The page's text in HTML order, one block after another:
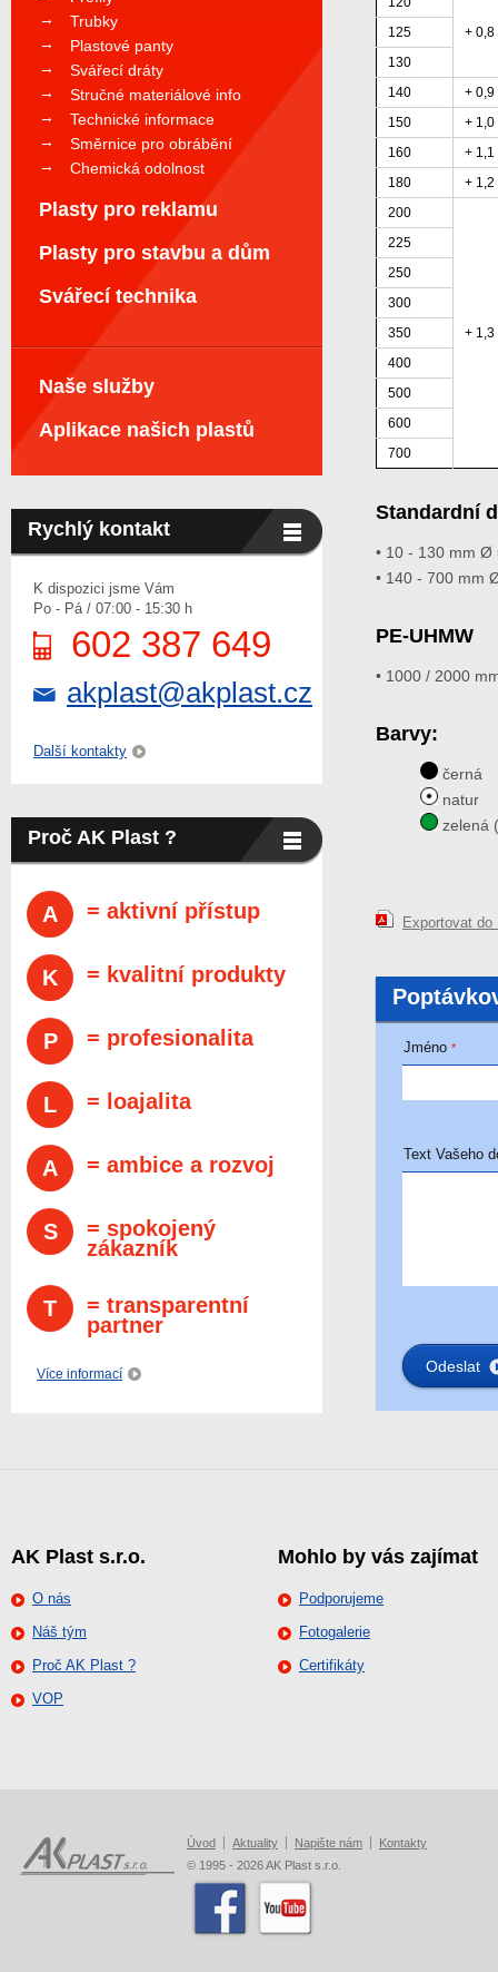
+ 0,8
125
130
140
+ 0,9
150
+ 1,0
160
+ 1,1
180
+ 1,2
200
+ 1,3
225
250
300
350
400
500
600
700
Standardní
• 10 - 130 mm Ø
• 140 - 700 mm
PE-UHMW
• 1000 / 2000
Barvy:
černá
natur
zelená
Exportovat do
Jméno *
Text Vašeho
Trubky
Plastové panty
Svářecí dráty
Stručné materiálové info
Technické informace
Směrnice pro obrábění
Chemická odolnost
Plasty pro reklamu
Plasty pro stavbu a dům
Svářecí technika
Naše služby
Aplikace našich plastů
Rychlý kontakt
K dispozici jsme Vám
Po - Pá / 07:00 - 15:30 h
602 387 649
akplast@akplast.cz
Další kontakty
Proč AK Plast ?
A = aktivní přístup
K = kvalitní produkty
P = profesionalita
L = loajalita
A = ambice a rozvoj
S
= spokojený
zákazník
T
= transparentní
partner
Více informací
AK Plast s.r.o.
O nás
Náš tým
Proč AK Plast ?
VOP
Mohlo by vás zajímat
Podporujeme
Fotogalerie
Certifikáty
Úvod Aktuality Napište nám
Kontakty
© 1995 - 2026 AK Plast s.r.o.